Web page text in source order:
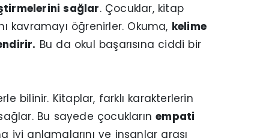
sağlar. Çocuklar, kitap
kavramayı öğrenirler. Okuma, kelime
Bu da okul başarısına ciddi bir
bilinir. Kitaplar, farklı karakterlerin
Bu sayede çocuklarınempati
iyi anlamalarını ve insanlar arası